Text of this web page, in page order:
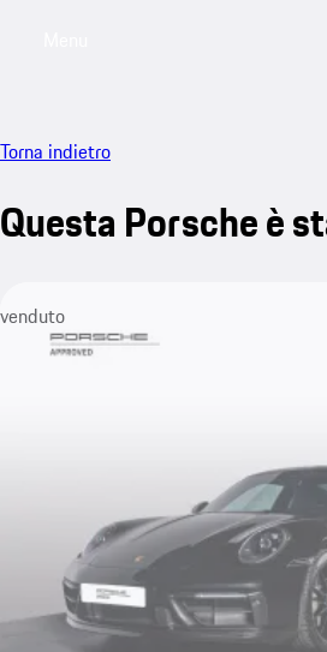
Torna indietro
Questa Porsche è
venduto